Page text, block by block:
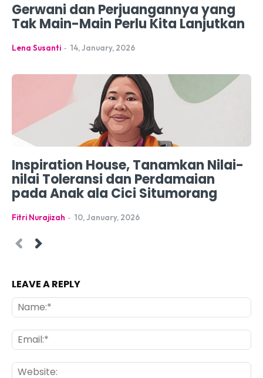
Gerwani dan Perjuangannya yang
Tak Main-Main Perlu Kita Lanjutkan
Lena Susanti - 14, January, 2026
Inspiration House, Tanamkan Nilai-
nilai Toleransi dan Perdamaian
pada Anak ala Cici Situmorang
Fitri Nurajizah - 10, January, 2026
LEAVE A REPLY